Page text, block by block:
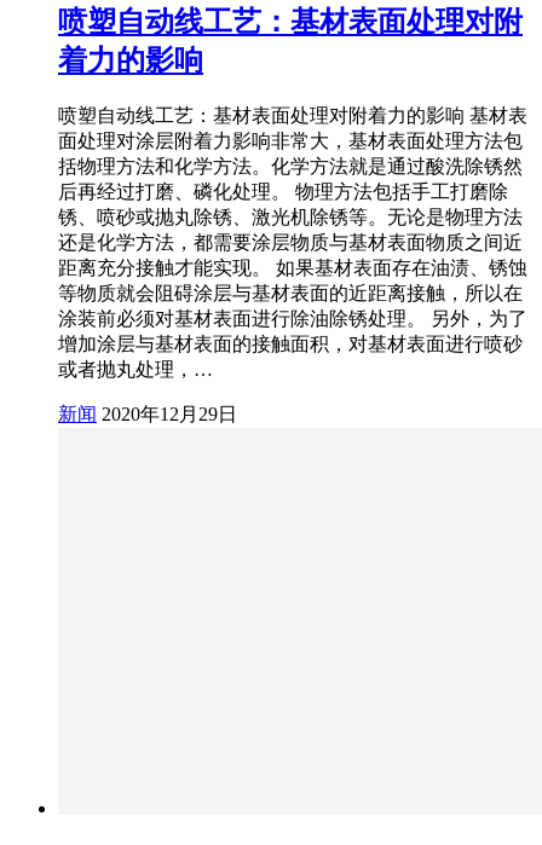
喷塑自动线工艺：基材表面处理对附
着力的影响
喷塑自动线工艺：基材表面处理对附着力的影响 基材表
面处理对涂层附着力影响非常大，基材表面处理方法包
括物理方法和化学方法。化学方法就是通过酸洗除锈然
后再经过打磨、磷化处理。 物理方法包括手工打磨除
锈、喷砂或抛丸除锈、激光机除锈等。无论是物理方法
还是化学方法，都需要涂层物质与基材表面物质之间近
距离充分接触才能实现。 如果基材表面存在油渍、锈蚀
等物质就会阻碍涂层与基材表面的近距离接触，所以在
涂装前必须对基材表面进行除油除锈处理。 另外，为了
增加涂层与基材表面的接触面积，对基材表面进行喷砂
或者抛丸处理，…
新闻 2020年12月29日